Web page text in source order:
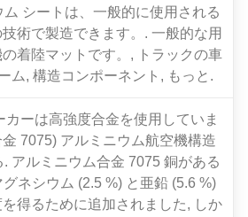
ム シートは、一般的に使用される
術で製造できます。. 一般的な用
着陸マットです。, トラックの車
ム, 構造コンポーネント, もっと.
カーは高強度合金を使用していま
7075) アルミニウム航空機構造
. アルミニウム合金 7075 銅がある
グネシウム (2.5 %) と亜鉛 (5.6 %)
得るために追加されました, しか